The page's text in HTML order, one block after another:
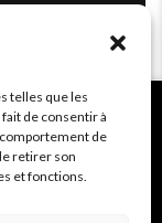
telles que les
de consentir à
de
retirer son
et fonctions.